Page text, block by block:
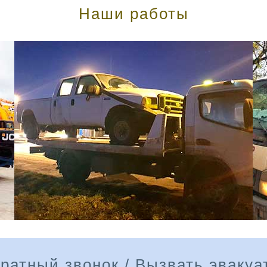
Наши работы